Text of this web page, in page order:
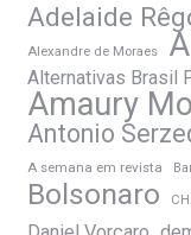
Adelaide
Alexandre de Moraes
Alternativas Brasil
Amaury
Antonio
A semana em revista
Bolsonaro